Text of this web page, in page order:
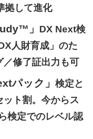
拠して進化
」 DX Next検
人財育成」のた
修了証出力も可
パック」 検定と
ト割。今からス
検定でのレベル認